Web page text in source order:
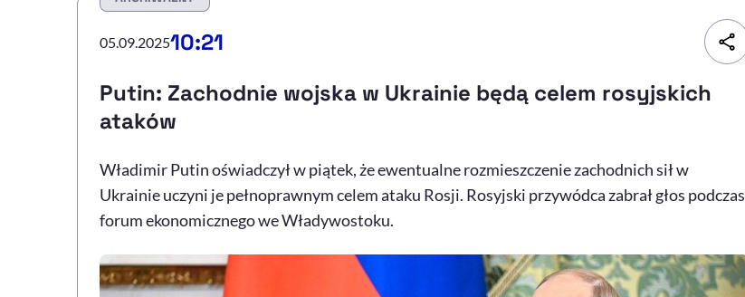
05.09.202510:21
Putin: Zachodnie wojska w Ukrainie będą celem rosyjskich
ataków
Władimir Putin oświadczył w piątek, że ewentualne rozmieszczenie zachodnich sił w
Ukrainie uczyni je pełnoprawnym celem ataku Rosji. Rosyjski przywódca zabrał głos podczas
forum ekonomicznego we Władywostoku.